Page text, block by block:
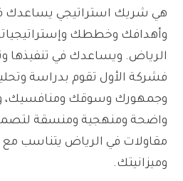
هي شريك استراتيجي يساعدك
وأهدافك وخططك
الرياض. ويساعدك في تنفيذها
فشركة الأول تقوم بدراسة
وجمهورك وسوقك ومنافسيك،
واضحة ومنهجية ومنسقة
مقاولات في الرياض يتناسب مع
وميزانيتك.